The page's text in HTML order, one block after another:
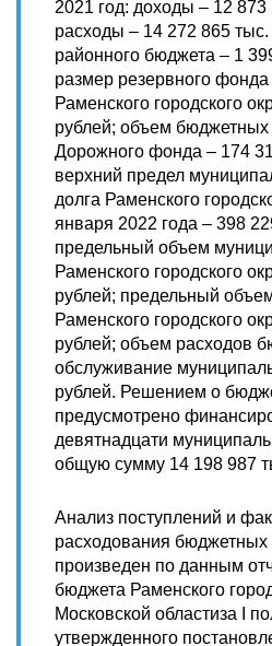
2021 год: доходы – 12 873
расходы – 14 272 865
районного бюджета – 1
размер резервного
Раменского городского
рублей; объем бюджетных
Дорожного фонда – 174
верхний предел
долга Раменского
января 2022 года – 398
предельный объем
Раменского городского
рублей; предельный
Раменского городского
рублей; объем расходов
обслуживание
рублей. Решением о
предусмотрено
девятнадцати
общую сумму 14 198 987
Анализ поступлений и
расходования бюджетных
произведен по данным
бюджета Раменского
Московской областиза I
утвержденного